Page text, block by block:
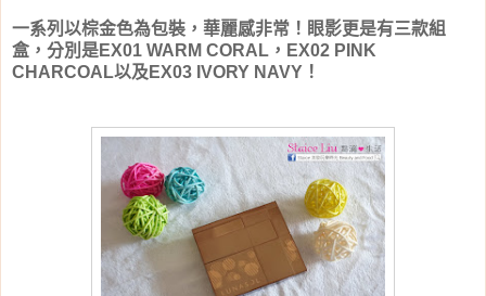
一系列以棕金色為包裝，華麗感非常！眼影更是有三款組
盒，分別是EX01 WARM CORAL，EX02 PINK
CHARCOAL以及EX03 IVORY NAVY！